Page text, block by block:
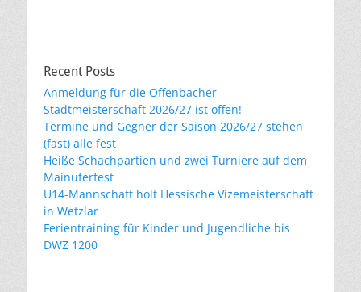
Recent Posts
Anmeldung für die Offenbacher
Stadtmeisterschaft 2026/27 ist offen!
Termine und Gegner der Saison 2026/27 stehen
(fast) alle fest
Heiße Schachpartien und zwei Turniere auf dem
Mainuferfest
U14-Mannschaft holt Hessische Vizemeisterschaft
in Wetzlar
Ferientraining für Kinder und Jugendliche bis
DWZ 1200